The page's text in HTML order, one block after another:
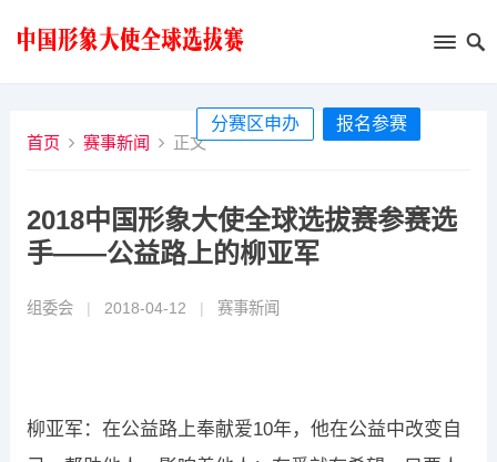
分赛区申办
报名参赛
首页
赛事新闻 正文
2018中国形象大使全球选拔赛参赛选
手——公益路上的柳亚军
组委会 | 2018-04-12 | 赛事新闻
柳亚军：在公益路上奉献爱10年，他在公益中改变自